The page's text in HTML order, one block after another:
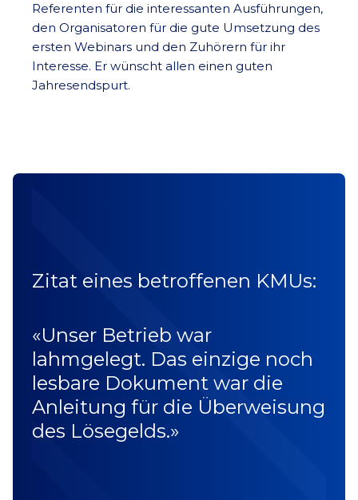
Referenten für die interessanten Ausführungen,
den Organisatoren für die gute Umsetzung des
ersten Webinars und den Zuhörern für ihr
Interesse. Er wünscht allen einen guten
Jahresendspurt.
Zitat eines betroffenen KMUs:
«Unser Betrieb war
lahmgelegt. Das einzige noch
lesbare Dokument war die
Anleitung für die Überweisung
des Lösegelds.»